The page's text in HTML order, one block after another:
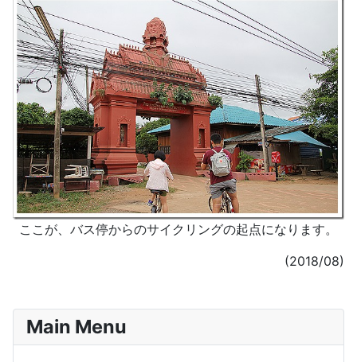
Main Menu
ここが、バス停からのサイクリングの起点になります。
(2018/08)